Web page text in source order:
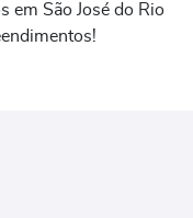
em São José do Rio